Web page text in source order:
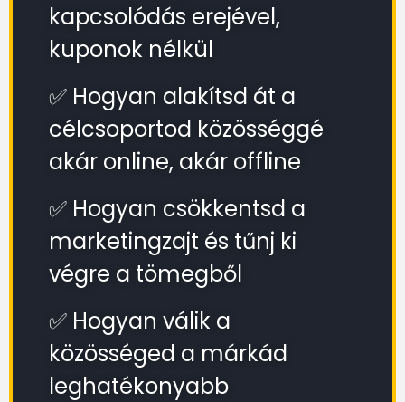
kapcsolódás erejével,
kuponok nélkül
✅ Hogyan alakítsd át a
célcsoportod közösséggé
akár online, akár offline
✅ Hogyan csökkentsd a
marketingzajt és tűnj ki
végre a tömegből
✅ Hogyan válik a
közösséged a márkád
leghatékonyabb